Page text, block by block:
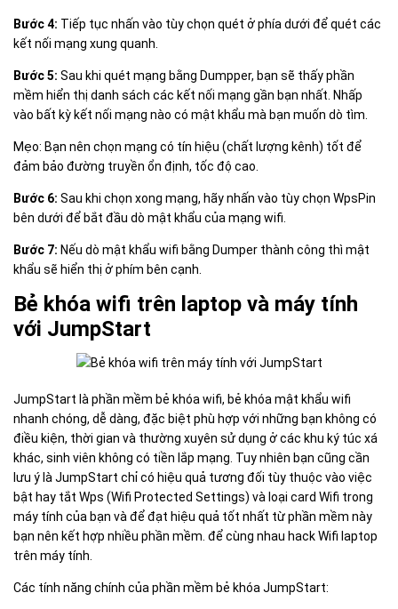
Bước 4: Tiếp tục nhấn vào tùy chọn quét ở phía dưới để quét các
kết nối mạng xung quanh.
Bước 5: Sau khi quét mạng bằng Dumpper, bạn sẽ thấy phần
mềm hiển thị danh sách các kết nối mạng gần bạn nhất. Nhấp
vào bất kỳ kết nối mạng nào có mật khẩu mà bạn muốn dò tìm.
Mẹo: Bạn nên chọn mạng có tín hiệu (chất lượng kênh) tốt để
đảm bảo đường truyền ổn định, tốc độ cao.
Bước 6: Sau khi chọn xong mạng, hãy nhấn vào tùy chọn WpsPin
bên dưới để bắt đầu dò mật khẩu của mạng wifi.
Bước 7: Nếu dò mật khẩu wifi bằng Dumper thành công thì mật
khẩu sẽ hiển thị ở phím bên cạnh.
Bẻ khóa wifi trên laptop và máy tính
với JumpStart
JumpStart là phần mềm bẻ khóa wifi, bẻ khóa mật khẩu wifi
nhanh chóng, dễ dàng, đặc biệt phù hợp với những bạn không có
điều kiện, thời gian và thường xuyên sử dụng ở các khu ký túc xá
khác, sinh viên không có tiền lắp mạng. Tuy nhiên bạn cũng cần
lưu ý là JumpStart chỉ có hiệu quả tương đối tùy thuộc vào việc
bật hay tắt Wps (Wifi Protected Settings) và loại card Wifi trong
máy tính của bạn và để đạt hiệu quả tốt nhất từ ​​phần mềm này
bạn nên kết hợp nhiều phần mềm. để cùng nhau hack Wifi laptop
trên máy tính.
Các tính năng chính của phần mềm bẻ khóa JumpStart: